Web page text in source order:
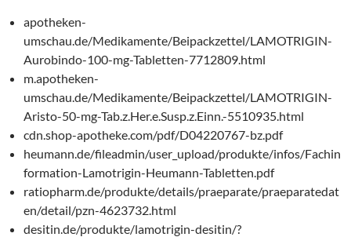
apotheken-
umschau.de/Medikamente/Beipackzettel/LAMOTRIGIN-
Aurobindo-100-mg-Tabletten-7712809.html
m.apotheken-
umschau.de/Medikamente/Beipackzettel/LAMOTRIGIN-
Aristo-50-mg-Tab.z.Her.e.Susp.z.Einn.-5510935.html
cdn.shop-apotheke.com/pdf/D04220767-bz.pdf
heumann.de/fileadmin/user_upload/produkte/infos/Fachin
formation-Lamotrigin-Heumann-Tabletten.pdf
ratiopharm.de/produkte/details/praeparate/praeparatedat
en/detail/pzn-4623732.html
desitin.de/produkte/lamotrigin-desitin/?